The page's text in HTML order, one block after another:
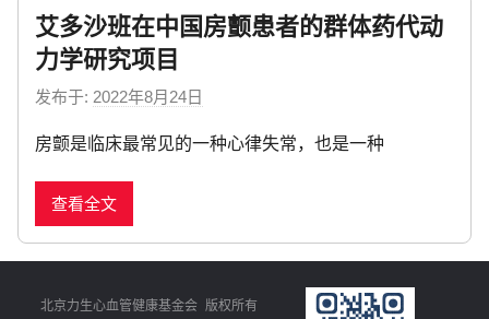
s
艾多沙班在中国房颤患者的群体药代动
力学研究项目
发布于: 2022年8月24日
n
s
房颤是临床最常见的一种心律失常，也是一种
查看全文
北京力生心血管健康基金会 版权所有